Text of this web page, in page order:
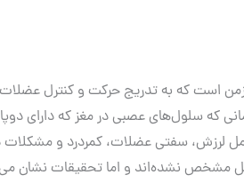
است که به تدریج حرکت و کنترل عضلات
که سلول‌های عصبی در مغز که دارای
لرزش، سفتی عضلات، کمردرد و مشکلات
مشخص نشده‌اند و اما تحقیقات نشان